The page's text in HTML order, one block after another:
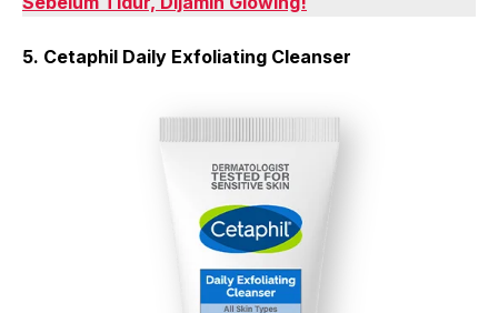
5. Cetaphil Daily Exfoliating Cleanser